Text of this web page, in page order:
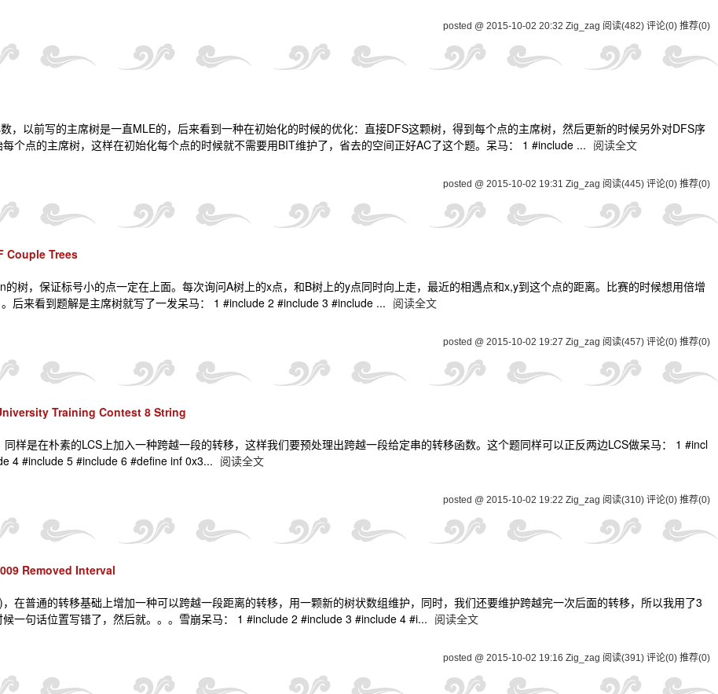
posted @ 2015-10-02 20:32 Zig_zag 阅读(482) 评论(0) 推荐(0)
，以前写的主席树是一直MLE的，后来看到一种在初始化的时候的优化：直接DFS这颗树，得到每个点的主席树，然后更新的时候另外对DFS序
个点的主席树，这样在初始化每个点的时候就不需要用BIT维护了，省去的空间正好AC了这个题。呆马： 1 #include ... 阅读全文
posted @ 2015-10-02 19:31 Zig_zag 阅读(445) 评论(0) 推荐(0)
Couple Trees
的树，保证标号小的点一定在上面。每次询问A树上的x点，和B树上的y点同时向上走，最近的相遇点和x,y到这个点的距离。比赛的时候想用倍增
后来看到题解是主席树就写了一发呆马： 1 #include 2 #include 3 #include ... 阅读全文
posted @ 2015-10-02 19:27 Zig_zag 阅读(457) 评论(0) 推荐(0)
Training Contest 8 String
样是在朴素的LCS上加入一种跨越一段的转移，这样我们要预处理出跨越一段给定串的转移函数。这个题同样可以正反两边LCS做呆马： 1 #incl
4 #include 5 #include 6 #define inf 0x3... 阅读全文
posted @ 2015-10-02 19:22 Zig_zag 阅读(310) 评论(0) 推荐(0)
Removed Interval
在普通的转移基础上增加一种可以跨越一段距离的转移，用一颗新的树状数组维护，同时，我们还要维护跨越完一次后面的转移，所以我用了3
一句话位置写错了，然后就。。。雪崩呆马： 1 #include 2 #include 3 #include 4 #i... 阅读全文
posted @ 2015-10-02 19:16 Zig_zag 阅读(391) 评论(0) 推荐(0)